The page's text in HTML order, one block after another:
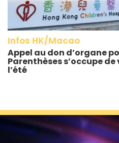
Infos HK/Macao
Appel au don d’organe
Parenthèses s’occupe
l’été